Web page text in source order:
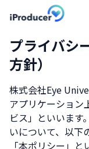
プライバシ
方針）
株式会社Eye
アプリケーション
ビス」といいます
いについて、以下
「本ポリシー」